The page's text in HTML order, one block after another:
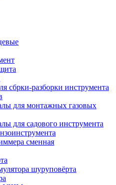
сбрки-разборки инструмента
для монтажных газовых
для садового инструмента
сменная
шуруповёрта